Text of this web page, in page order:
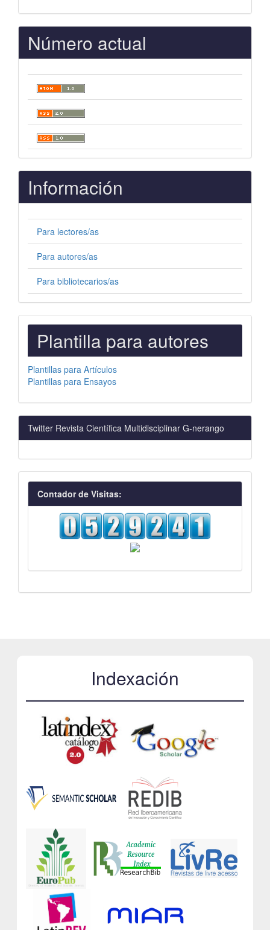
Número actual
Información
Para lectores/as
Para autores/as
Para bibliotecarios/as
PLANTILLAS
PARA
AUTORES
Plantilla para autores
Plantillas para Artículos
Plantillas para Ensayos
Twitter Revista Científica Multidisciplinar G-nerango
visitas
Contador de Visitas:
Indexación